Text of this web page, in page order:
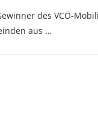
des VCÖ-
aus …